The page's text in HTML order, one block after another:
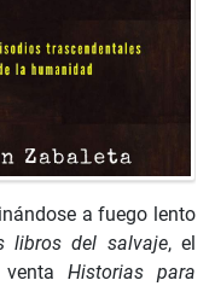
a fuego lento
libros del salvaje, el
ventaHistorias para